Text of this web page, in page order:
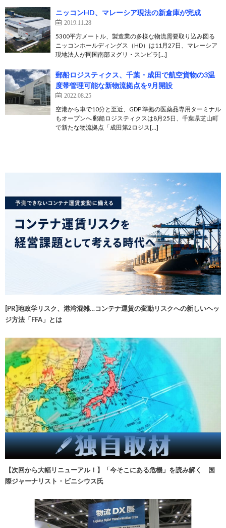
ニッコンHD、マレーシア現法の新倉庫が完成
2019.11.28
5300平方メートル、製造業の多様な物流需要取り込み図る
ニッコンホールディングス（HD）は11月27日、マレーシア
現地法人が同国南部ヌグリ・スンビラ[…]
郵船ロジスティクス、千葉・成田で航空貨物の3温
度帯管理可能な新物流拠点を9月開設
2022.08.25
空港から車で10分と至近、GDP 準拠の医薬品専用ターミナル
もオープンへ 郵船ロジスティクスは8月25日、千葉県芝山町
で新たな物流拠点「成田第2ロジス[…]
[PR]地政学リスク、港湾混雑…コンテナ運賃の変動リスクへの新しいヘッ
ジ方法「FFA」とは
【次回から大幅リニューアル！】「今そこにある危機」を読み解く 国
際ジャーナリスト・ビニシウス氏